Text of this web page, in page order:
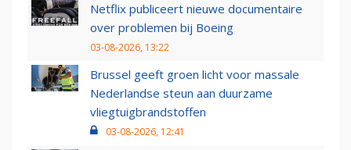
Netflix publiceert nieuwe documentaire
over problemen bij Boeing
03-08-2026, 13:22
Brussel geeft groen licht voor massale
Nederlandse steun aan duurzame
vliegtuigbrandstoffen
03-08-2026, 12:41